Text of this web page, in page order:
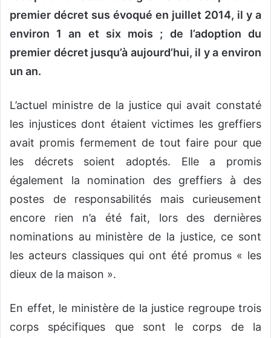
premier décret sus évoqué en juillet 2014, il y a
environ 1 an et six mois ; de l’adoption du
premier décret jusqu’à aujourd’hui, il y a environ
un an.
L’actuel ministre de la justice qui avait constaté
les injustices dont étaient victimes les greffiers
avait promis fermement de tout faire pour que
les décrets soient adoptés. Elle a promis
également la nomination des greffiers à des
postes de responsabilités mais curieusement
encore rien n’a été fait, lors des dernières
nominations au ministère de la justice, ce sont
les acteurs classiques qui ont été promus « les
dieux de la maison ».
En effet, le ministère de la justice regroupe trois
corps spécifiques que sont le corps de la